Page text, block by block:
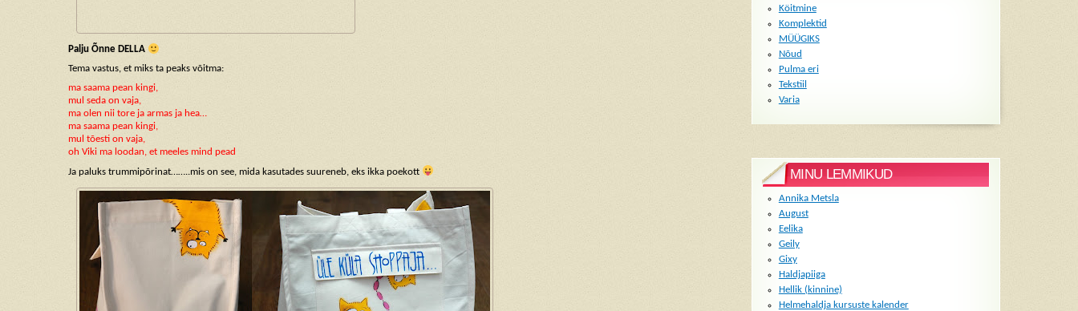
Palju Õnne DELLA
Tema vastus, et miks ta peaks võitma:
ma saama pean kingi,
mul seda on vaja,
ma olen nii tore ja armas ja hea…
ma saama pean kingi,
mul tõesti on vaja,
oh Viki ma loodan, et meeles mind pead
Ja paluks trummipõrinat……..mis on see, mida kasutades suureneb, eks ikka poekott
Köitmine
Komplektid
MÜÜGIKS
Nõud
Pulma eri
Tekstiil
Varia
MINU LEMMIKUD
Annika Metsla
August
Eelika
Geily
Gixy
Haldjapiiga
Hellik (kinnine)
Helmehaldja kursuste kalender